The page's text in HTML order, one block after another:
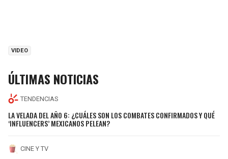
VIDEO
ÚLTIMAS NOTICIAS
TENDENCIAS
LA VELADA DEL AÑO 6: ¿CUÁLES SON LOS COMBATES CONFIRMADOS Y QUÉ
‘INFLUENCERS’ MEXICANOS PELEAN?
CINE Y TV